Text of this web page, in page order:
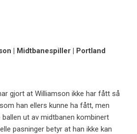
| Midtbanespiller | Portland
gjort at Williamson ikke har fått så
han ellers kunne ha fått, men
ut av midtbanen kombinert
pasninger betyr at han ikke kan